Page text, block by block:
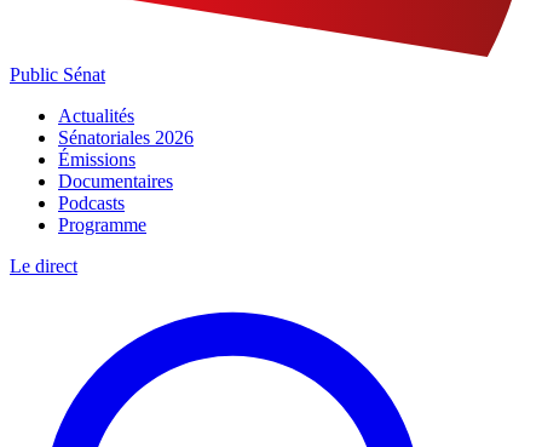
Public Sénat
Actualités
Sénatoriales 2026
Émissions
Documentaires
Podcasts
Programme
Le direct